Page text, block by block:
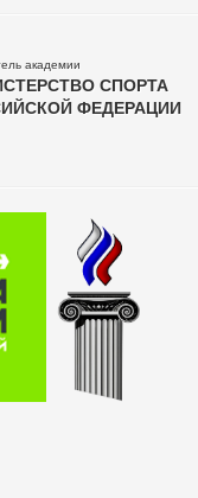
академии
СПОРТА
ФЕДЕРАЦИИ